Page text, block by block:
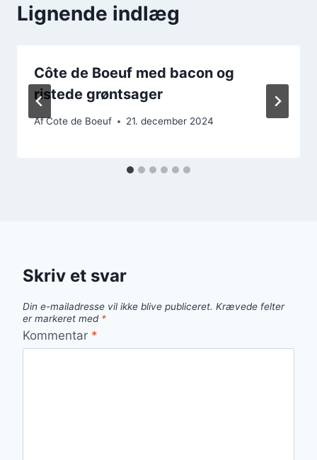
Lignende indlæg
Côte de Boeuf med bacon og
ristede grøntsager
AfCote de Boeuf 21. december 2024
Skriv et svar
Din e-mailadresse vil ikke blive publiceret. Krævede felter
er markeret med *
Kommentar *